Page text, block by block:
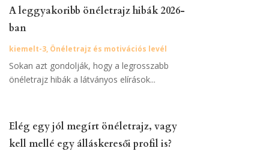
A leggyakoribb önéletrajz hibák 2026-
ban
kiemelt-3, Önéletrajz és motivációs levél
Sokan azt gondolják, hogy a legrosszabb
önéletrajz hibák a látványos elírások...
Elég egy jól megírt önéletrajz, vagy
kell mellé egy álláskeresői profil is?